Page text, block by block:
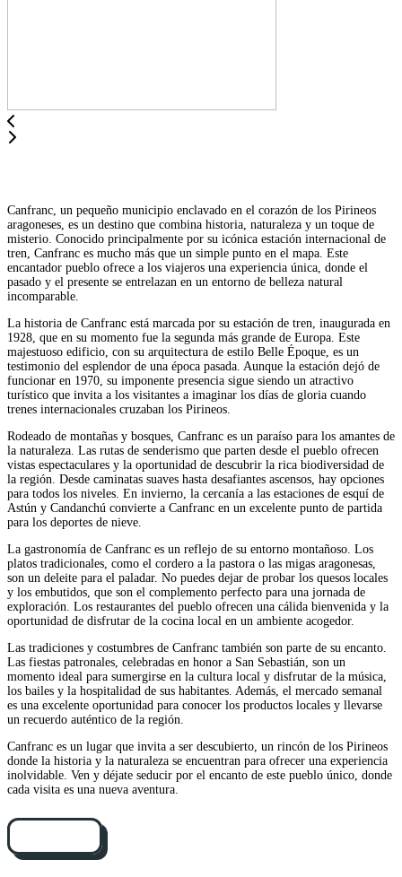
Canfranc, un pequeño municipio enclavado en el corazón de los Pirineos
aragoneses, es un destino que combina historia, naturaleza y un toque de
misterio. Conocido principalmente por su icónica estación internacional de
tren, Canfranc es mucho más que un simple punto en el mapa. Este
encantador pueblo ofrece a los viajeros una experiencia única, donde el
pasado y el presente se entrelazan en un entorno de belleza natural
incomparable.
La historia de Canfranc está marcada por su estación de tren, inaugurada en
1928, que en su momento fue la segunda más grande de Europa. Este
majestuoso edificio, con su arquitectura de estilo Belle Époque, es un
testimonio del esplendor de una época pasada. Aunque la estación dejó de
funcionar en 1970, su imponente presencia sigue siendo un atractivo
turístico que invita a los visitantes a imaginar los días de gloria cuando
trenes internacionales cruzaban los Pirineos.
Rodeado de montañas y bosques, Canfranc es un paraíso para los amantes de
la naturaleza. Las rutas de senderismo que parten desde el pueblo ofrecen
vistas espectaculares y la oportunidad de descubrir la rica biodiversidad de
la región. Desde caminatas suaves hasta desafiantes ascensos, hay opciones
para todos los niveles. En invierno, la cercanía a las estaciones de esquí de
Astún y Candanchú convierte a Canfranc en un excelente punto de partida
para los deportes de nieve.
La gastronomía de Canfranc es un reflejo de su entorno montañoso. Los
platos tradicionales, como el cordero a la pastora o las migas aragonesas,
son un deleite para el paladar. No puedes dejar de probar los quesos locales
y los embutidos, que son el complemento perfecto para una jornada de
exploración. Los restaurantes del pueblo ofrecen una cálida bienvenida y la
oportunidad de disfrutar de la cocina local en un ambiente acogedor.
Las tradiciones y costumbres de Canfranc también son parte de su encanto.
Las fiestas patronales, celebradas en honor a San Sebastián, son un
momento ideal para sumergirse en la cultura local y disfrutar de la música,
los bailes y la hospitalidad de sus habitantes. Además, el mercado semanal
es una excelente oportunidad para conocer los productos locales y llevarse
un recuerdo auténtico de la región.
Canfranc es un lugar que invita a ser descubierto, un rincón de los Pirineos
donde la historia y la naturaleza se encuentran para ofrecer una experiencia
inolvidable. Ven y déjate seducir por el encanto de este pueblo único, donde
cada visita es una nueva aventura.